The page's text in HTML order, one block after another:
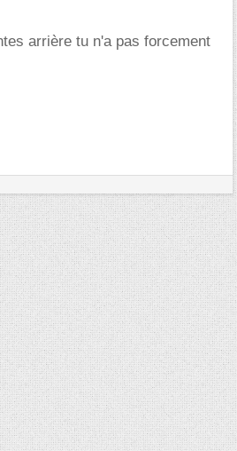
arrière tu n'a pas forcement